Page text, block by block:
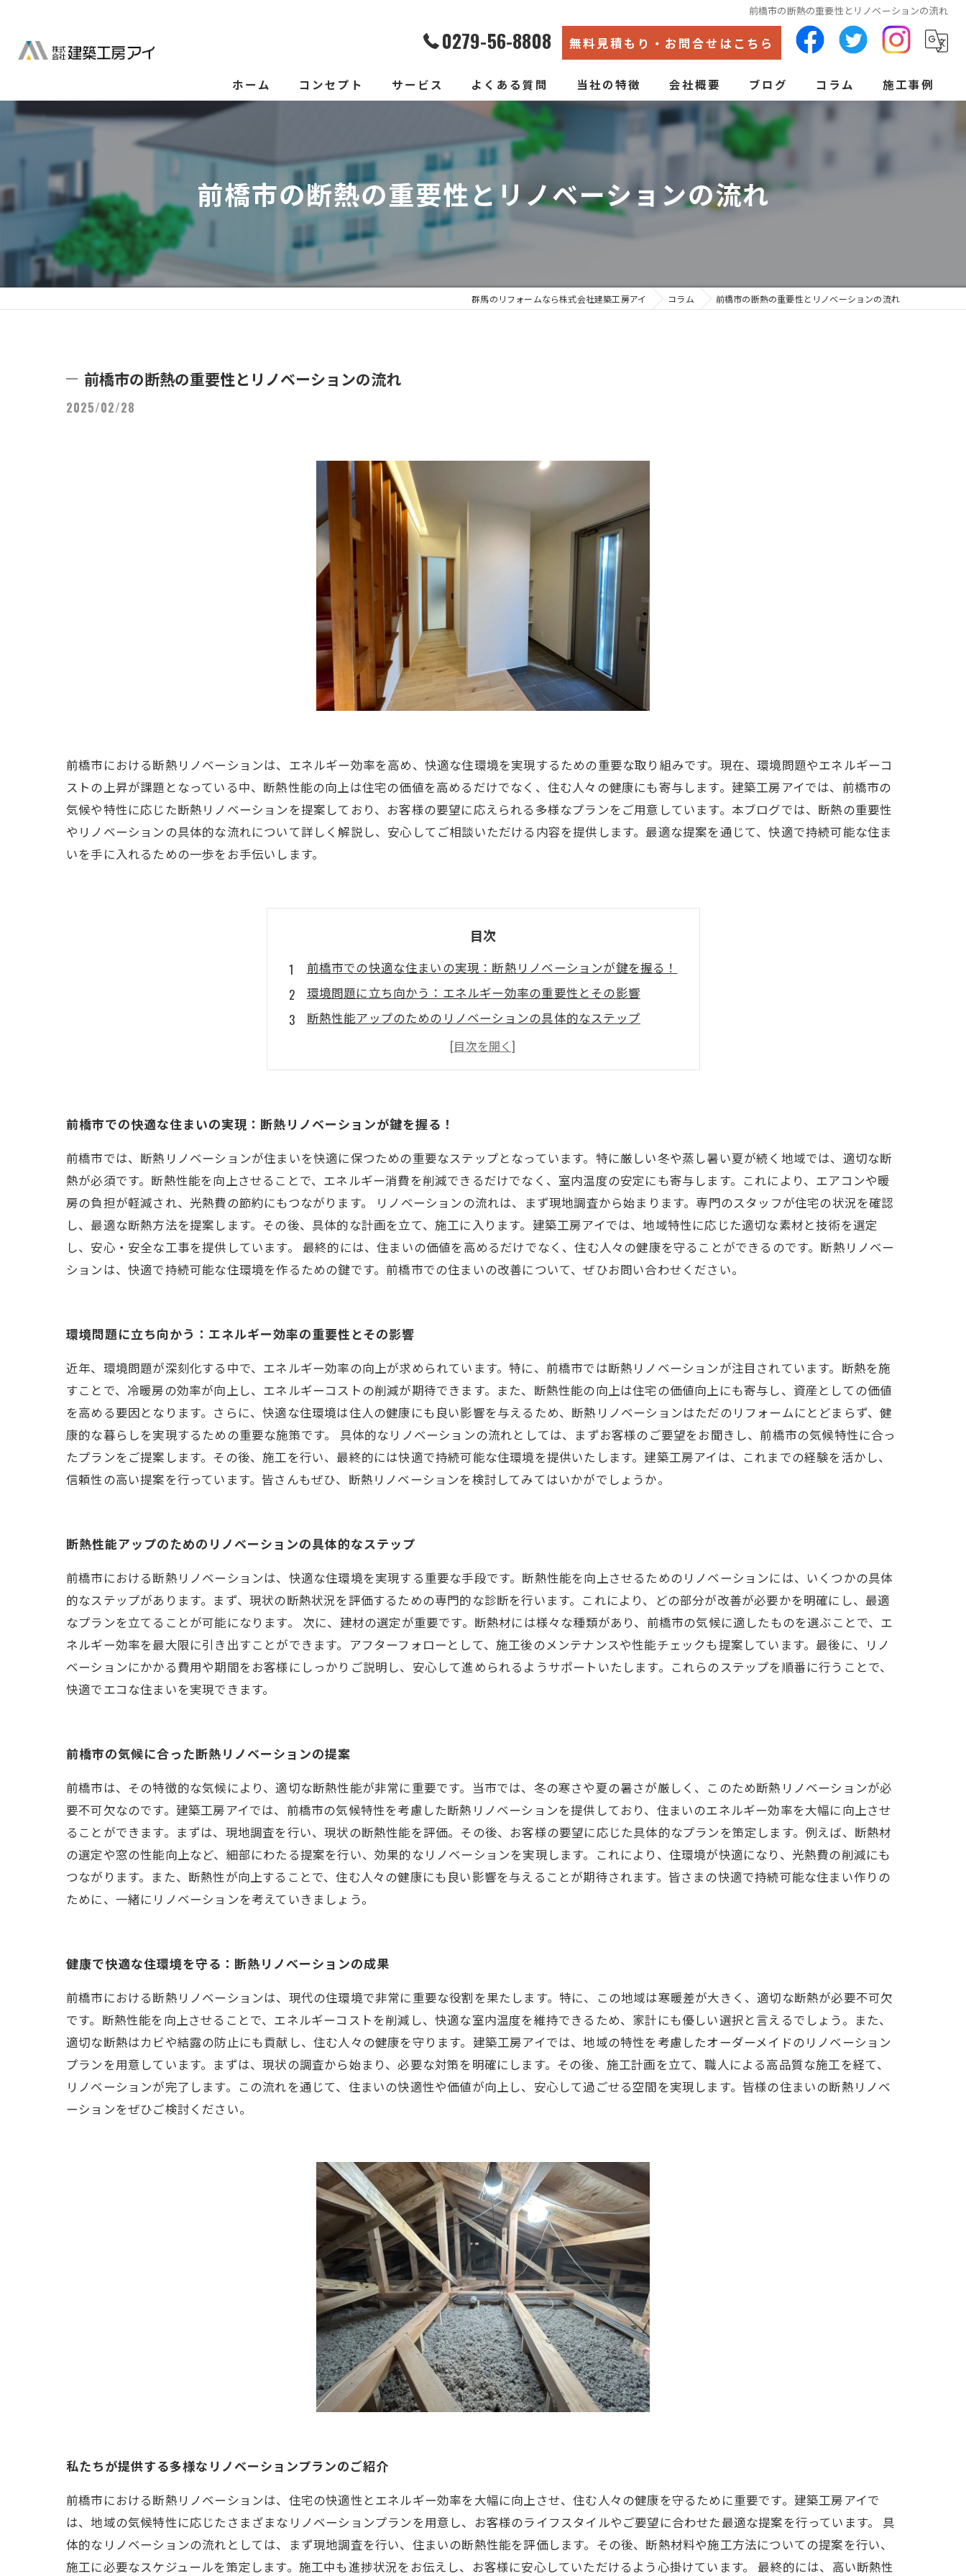
前橋市の断熱の重要性とリノベーションの流れ
0279-56-8808 無料見積もり・お問合せはこちら
ホーム コンセプト サービス
新築そっくりリフォーム
よくある質問 当社の特徴
水回り
断熱
会社概要
代表あいさつ
ブログ コラム 施工事例
前橋市の断熱の重要性とリノベーションの流れ
群馬のリフォームなら株式会社建築工房アイ コラム 前橋市の断熱の重要性とリノベーションの流れ
前橋市の断熱の重要性とリノベーションの流れ
2025/02/28
前橋市における断熱リノベーションは、エネルギー効率を高め、快適な住環境を実現するための重要な取り組みです。現在、環境問題やエネルギーコ
ストの上昇が課題となっている中、断熱性能の向上は住宅の価値を高めるだけでなく、住む人々の健康にも寄与します。建築工房アイでは、前橋市の
気候や特性に応じた断熱リノベーションを提案しており、お客様の要望に応えられる多様なプランをご用意しています。本ブログでは、断熱の重要性
やリノベーションの具体的な流れについて詳しく解説し、安心してご相談いただける内容を提供します。最適な提案を通じて、快適で持続可能な住ま
いを手に入れるための一歩をお手伝いします。
目次
前橋市での快適な住まいの実現：断熱リノベーションが鍵を握る！
環境問題に立ち向かう：エネルギー効率の重要性とその影響
断熱性能アップのためのリノベーションの具体的なステップ
前橋市の気候に合った断熱リノベーションの提案
健康で快適な住環境を守る：断熱リノベーションの成果
安心して断熱リノベーションを進めるためのアドバイス
前橋市での快適な住まいの実現：断熱リノベーションが鍵を握る！
前橋市では、断熱リノベーションが住まいを快適に保つための重要なステップとなっています。特に厳しい冬や蒸し暑い夏が続く地域では、適切な断
熱が必須です。断熱性能を向上させることで、エネルギー消費を削減できるだけでなく、室内温度の安定にも寄与します。これにより、エアコンや暖
房の負担が軽減され、光熱費の節約にもつながります。 リノベーションの流れは、まず現地調査から始まります。専門のスタッフが住宅の状況を確認
し、最適な断熱方法を提案します。その後、具体的な計画を立て、施工に入ります。建築工房アイでは、地域特性に応じた適切な素材と技術を選定
し、安心・安全な工事を提供しています。 最終的には、住まいの価値を高めるだけでなく、住む人々の健康を守ることができるのです。断熱リノベー
ションは、快適で持続可能な住環境を作るための鍵です。前橋市での住まいの改善について、ぜひお問い合わせください。
環境問題に立ち向かう：エネルギー効率の重要性とその影響
近年、環境問題が深刻化する中で、エネルギー効率の向上が求められています。特に、前橋市では断熱リノベーションが注目されています。断熱を施
すことで、冷暖房の効率が向上し、エネルギーコストの削減が期待できます。また、断熱性能の向上は住宅の価値向上にも寄与し、資産としての価値
を高める要因となります。さらに、快適な住環境は住人の健康にも良い影響を与えるため、断熱リノベーションはただのリフォームにとどまらず、健
康的な暮らしを実現するための重要な施策です。 具体的なリノベーションの流れとしては、まずお客様のご要望をお聞きし、前橋市の気候特性に合っ
たプランをご提案します。その後、施工を行い、最終的には快適で持続可能な住環境を提供いたします。建築工房アイは、これまでの経験を活かし、
信頼性の高い提案を行っています。皆さんもぜひ、断熱リノベーションを検討してみてはいかがでしょうか。
断熱性能アップのためのリノベーションの具体的なステップ
前橋市における断熱リノベーションは、快適な住環境を実現する重要な手段です。断熱性能を向上させるためのリノベーションには、いくつかの具体
的なステップがあります。まず、現状の断熱状況を評価するための専門的な診断を行います。これにより、どの部分が改善が必要かを明確にし、最適
なプランを立てることが可能になります。 次に、建材の選定が重要です。断熱材には様々な種類があり、前橋市の気候に適したものを選ぶことで、エ
ネルギー効率を最大限に引き出すことができます。アフターフォローとして、施工後のメンテナンスや性能チェックも提案しています。最後に、リノ
ベーションにかかる費用や期間をお客様にしっかりご説明し、安心して進められるようサポートいたします。これらのステップを順番に行うことで、
快適でエコな住まいを実現できます。
前橋市の気候に合った断熱リノベーションの提案
前橋市は、その特徴的な気候により、適切な断熱性能が非常に重要です。当市では、冬の寒さや夏の暑さが厳しく、このため断熱リノベーションが必
要不可欠なのです。建築工房アイでは、前橋市の気候特性を考慮した断熱リノベーションを提供しており、住まいのエネルギー効率を大幅に向上させ
ることができます。まずは、現地調査を行い、現状の断熱性能を評価。その後、お客様の要望に応じた具体的なプランを策定します。例えば、断熱材
の選定や窓の性能向上など、細部にわたる提案を行い、効果的なリノベーションを実現します。これにより、住環境が快適になり、光熱費の削減にも
つながります。また、断熱性が向上することで、住む人々の健康にも良い影響を与えることが期待されます。皆さまの快適で持続可能な住まい作りの
ために、一緒にリノベーションを考えていきましょう。
健康で快適な住環境を守る：断熱リノベーションの成果
前橋市における断熱リノベーションは、現代の住環境で非常に重要な役割を果たします。特に、この地域は寒暖差が大きく、適切な断熱が必要不可欠
です。断熱性能を向上させることで、エネルギーコストを削減し、快適な室内温度を維持できるため、家計にも優しい選択と言えるでしょう。また、
適切な断熱はカビや結露の防止にも貢献し、住む人々の健康を守ります。建築工房アイでは、地域の特性を考慮したオーダーメイドのリノベーション
プランを用意しています。まずは、現状の調査から始まり、必要な対策を明確にします。その後、施工計画を立て、職人による高品質な施工を経て、
リノベーションが完了します。この流れを通じて、住まいの快適性や価値が向上し、安心して過ごせる空間を実現します。皆様の住まいの断熱リノベ
ーションをぜひご検討ください。
私たちが提供する多様なリノベーションプランのご紹介
前橋市における断熱リノベーションは、住宅の快適性とエネルギー効率を大幅に向上させ、住む人々の健康を守るために重要です。建築工房アイで
は、地域の気候特性に応じたさまざまなリノベーションプランを用意し、お客様のライフスタイルやご要望に合わせた最適な提案を行っています。 具
体的なリノベーションの流れとしては、まず現地調査を行い、住まいの断熱性能を評価します。その後、断熱材料や施工方法についての提案を行い、
施工に必要なスケジュールを策定します。施工中も進捗状況をお伝えし、お客様に安心していただけるよう心掛けています。 最終的には、高い断熱性